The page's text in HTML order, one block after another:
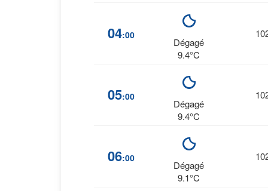
04:00
Dégagé
9.4°C
05:00
Dégagé
9.4°C
06:00
Dégagé
9.1°C